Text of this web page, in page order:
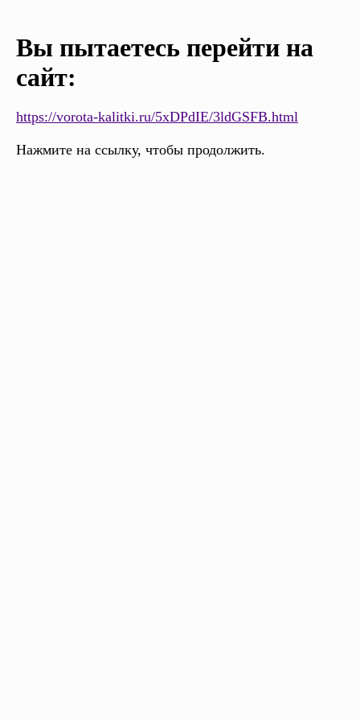
Вы пытаетесь перейти на
сайт:
https://vorota-kalitki.ru/5xDPdIE/3ldGSFB.html
Нажмите на ссылку, чтобы продолжить.